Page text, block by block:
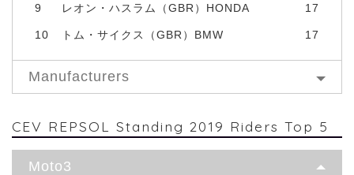
9 レオン・ハスラム（GBR）HONDA 17
10 トム・サイクス（GBR）BMW 17
Manufacturers
CEV REPSOL Standing 2019 Riders Top 5
Moto3